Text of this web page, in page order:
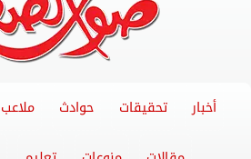
أخبار تحقيقات حوادث ملاعب